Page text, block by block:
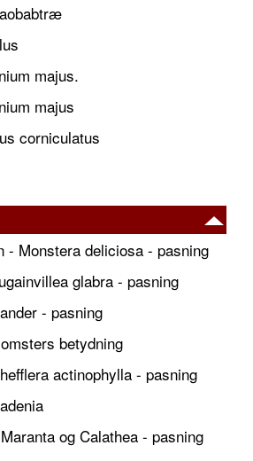
majus.
majus
corniculatus
- Monstera deliciosa - pasning
glabra - pasning
- pasning
betydning
actinophylla - pasning
og Calathea - pasning